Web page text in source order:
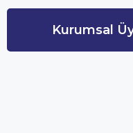
Kurumsal